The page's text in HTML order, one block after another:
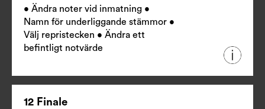
• Ändra noter vid inmatning •
Namn för underliggande stämmor •
Välj repristecken • Ändra ett
befintligt notvärde
12 Finale